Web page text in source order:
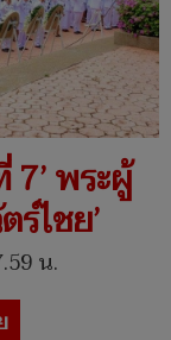
พระผู้
ร์ไชย’
น.